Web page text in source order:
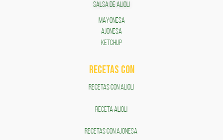
SALSA DE ALIOLI
MAYONESA
AJONESA
KETCHUP
RECETAS COn
RECETAS CON ALIOLI
RECETA ALIOLI
RECETAS CON AJONESA